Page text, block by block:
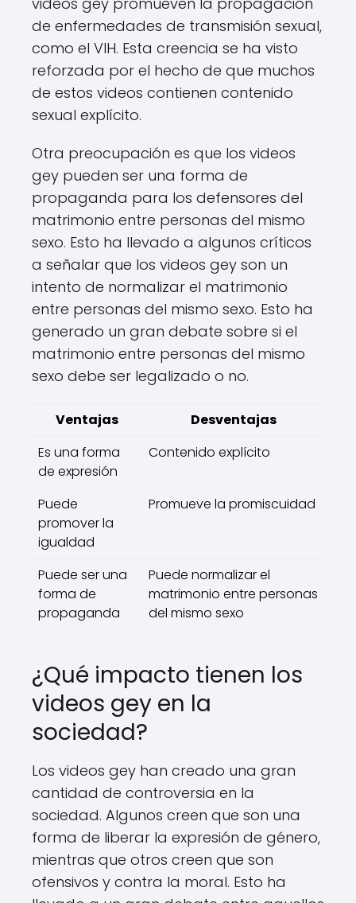
de enfermedades de transmisión sexual,
como el VIH. Esta creencia se ha visto
reforzada por el hecho de que muchos
de estos videos contienen contenido
sexual explícito.
Otra preocupación es que los videos
gey pueden ser una forma de
propaganda para los defensores del
matrimonio entre personas del mismo
sexo. Esto ha llevado a algunos críticos
a señalar que los videos gey son un
intento de normalizar el matrimonio
entre personas del mismo sexo. Esto ha
generado un gran debate sobre si el
matrimonio entre personas del mismo
sexo debe ser legalizado o no.
Ventajas
Desventajas
Es una forma
de expresión
Contenido explícito
Puede
promover la
igualdad
Promueve la promiscuidad
Puede ser una
forma de
propaganda
Puede normalizar el
matrimonio entre personas
del mismo sexo
¿Qué impacto tienen los
videos gey en la
sociedad?
Los videos gey han creado una gran
cantidad de controversia en la
sociedad. Algunos creen que son una
forma de liberar la expresión de género,
mientras que otros creen que son
ofensivos y contra la moral. Esto ha